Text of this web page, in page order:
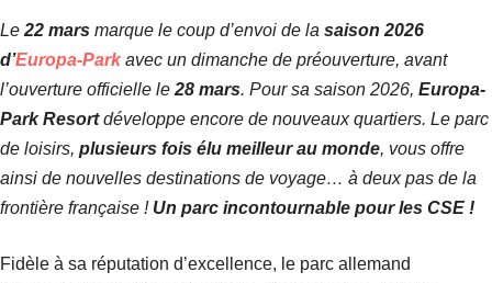
Le 22 mars marque le coup d’envoi de la saison 2026
d’Europa-Parkavec un dimanche de préouverture, avant
l’ouverture officielle le 28 mars. Pour sa saison 2026, Europa-
Park Resortdéveloppe encore de nouveaux quartiers. Le parc
de loisirs, plusieurs fois élu meilleur au monde, vous offre
ainsi de nouvelles destinations de voyage… à deux pas de la
frontière française ! Un parc incontournable pour les CSE !
Fidèle à sa réputation d’excellence, le parc allemand